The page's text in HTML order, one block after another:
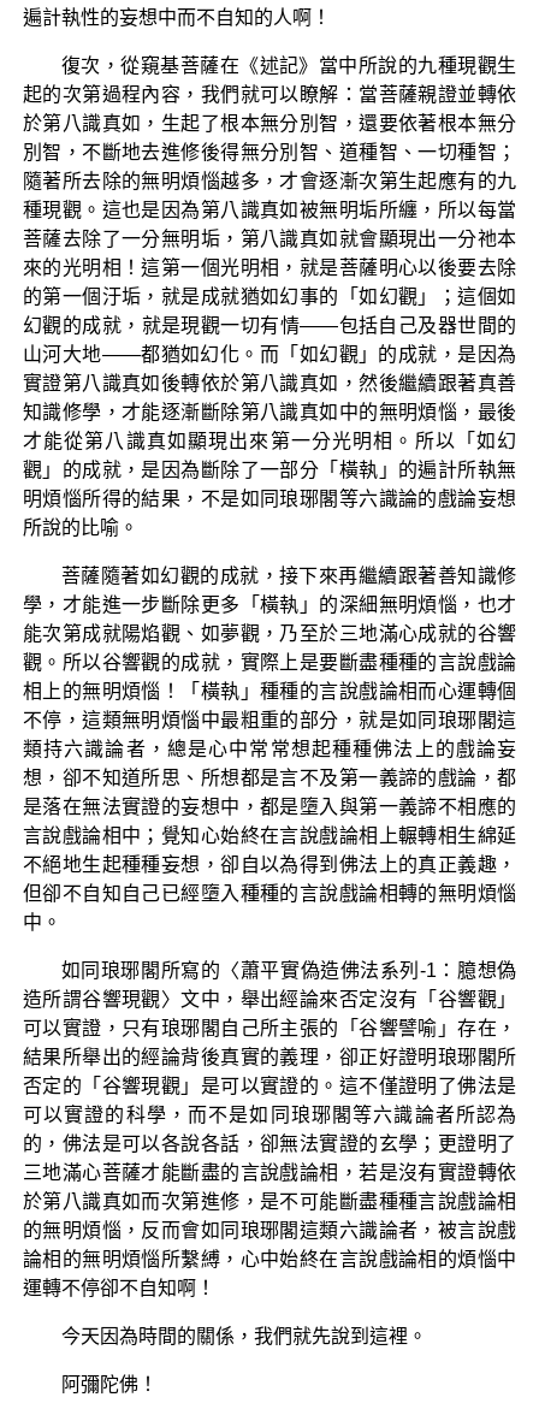
遍計執性的妄想中而不自知的人啊！
復次，從窺基菩薩在《述記》當中所說的九種現觀生
起的次第過程內容，我們就可以瞭解：當菩薩親證並轉依
於第八識真如，生起了根本無分別智，還要依著根本無分
別智，不斷地去進修後得無分別智、道種智、一切種智；
隨著所去除的無明煩惱越多，才會逐漸次第生起應有的九
種現觀。這也是因為第八識真如被無明垢所纏，所以每當
菩薩去除了一分無明垢，第八識真如就會顯現出一分祂本
來的光明相！這第一個光明相，就是菩薩明心以後要去除
的第一個汙垢，就是成就猶如幻事的「如幻觀」；這個如
幻觀的成就，就是現觀一切有情——包括自己及器世間的
山河大地——都猶如幻化。而「如幻觀」的成就，是因為
實證第八識真如後轉依於第八識真如，然後繼續跟著真善
知識修學，才能逐漸斷除第八識真如中的無明煩惱，最後
才能從第八識真如顯現出來第一分光明相。所以「如幻
觀」的成就，是因為斷除了一部分「橫執」的遍計所執無
明煩惱所得的結果，不是如同琅琊閣等六識論的戲論妄想
所說的比喻。
菩薩隨著如幻觀的成就，接下來再繼續跟著善知識修
學，才能進一步斷除更多「橫執」的深細無明煩惱，也才
能次第成就陽焰觀、如夢觀，乃至於三地滿心成就的谷響
觀。所以谷響觀的成就，實際上是要斷盡種種的言說戲論
相上的無明煩惱！「橫執」種種的言說戲論相而心運轉個
不停，這類無明煩惱中最粗重的部分，就是如同琅琊閣這
類持六識論者，總是心中常常想起種種佛法上的戲論妄
想，卻不知道所思、所想都是言不及第一義諦的戲論，都
是落在無法實證的妄想中，都是墮入與第一義諦不相應的
言說戲論相中；覺知心始終在言說戲論相上輾轉相生綿延
不絕地生起種種妄想，卻自以為得到佛法上的真正義趣，
但卻不自知自己已經墮入種種的言說戲論相轉的無明煩惱
中。
如同琅琊閣所寫的〈蕭平實偽造佛法系列-1：臆想偽
造所謂谷響現觀〉文中，舉出經論來否定沒有「谷響觀」
可以實證，只有琅琊閣自己所主張的「谷響譬喻」存在，
結果所舉出的經論背後真實的義理，卻正好證明琅琊閣所
否定的「谷響現觀」是可以實證的。這不僅證明了佛法是
可以實證的科學，而不是如同琅琊閣等六識論者所認為
的，佛法是可以各說各話，卻無法實證的玄學；更證明了
三地滿心菩薩才能斷盡的言說戲論相，若是沒有實證轉依
於第八識真如而次第進修，是不可能斷盡種種言說戲論相
的無明煩惱，反而會如同琅琊閣這類六識論者，被言說戲
論相的無明煩惱所繫縛，心中始終在言說戲論相的煩惱中
運轉不停卻不自知啊！
今天因為時間的關係，我們就先說到這裡。
阿彌陀佛！